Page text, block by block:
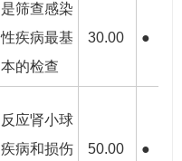
是筛查感染
性疾病最基
本的检查
30.00 ●
反应肾小球
疾病和损伤
50.00 ●